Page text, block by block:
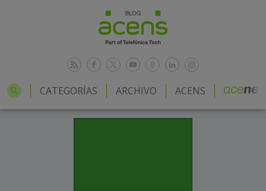
CATEGORÍAS ARCHIVO ACENS